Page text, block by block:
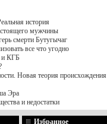
история
мужчины
смерти Бутугычаг
все что угодно
и КГБ
Новая теория происхождения
Эра
и недостатки
Избранное